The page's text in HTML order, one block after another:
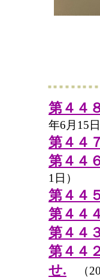
第４４
年6月15日
第４４
第４４
1日）
第４４
第４４
第４４
第４４
せ. （